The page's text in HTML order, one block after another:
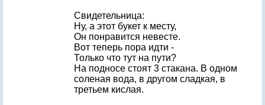
Свидетельница:
Ну, а этот букет к месту,
Он понравится невесте.
Вот теперь пора идти -
Только что тут на пути?
На подносе стоят 3 стакана. В одном
соленая вода, в другом сладкая, в
третьем кислая.